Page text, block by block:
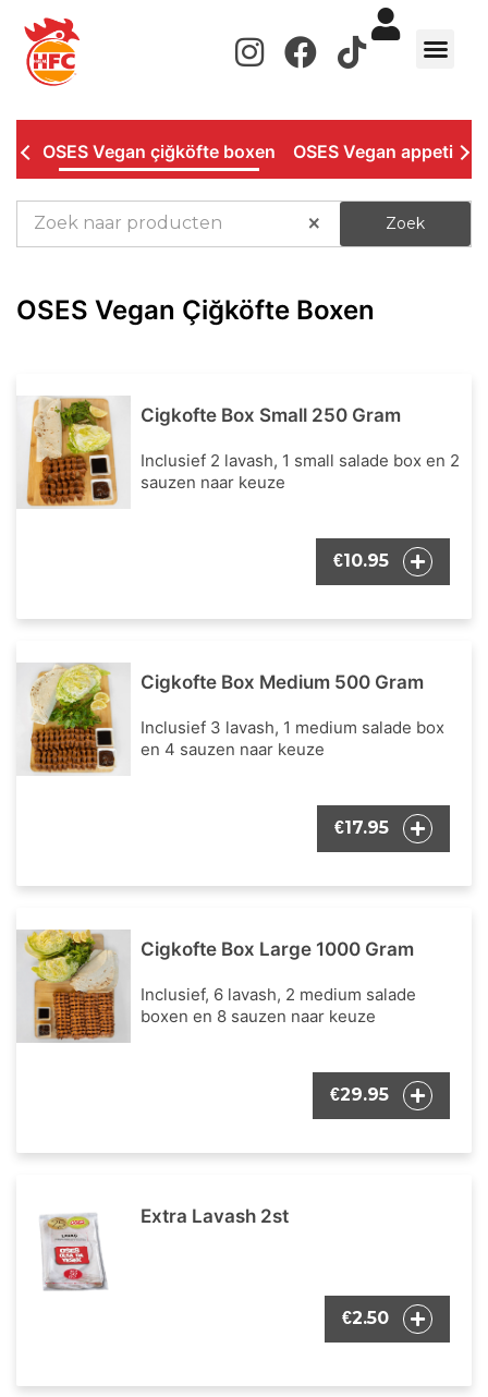
inhoud
OSES Vegan çiğköfte boxen OSES Vegan appetizers
× Zoek
OSES Vegan Çiğköfte Boxen
Cigkofte Box Small 250 Gram
Inclusief 2 lavash, 1 small salade box en 2
sauzen naar keuze
€10.95
Cigkofte Box Medium 500 Gram
Inclusief 3 lavash, 1 medium salade box
en 4 sauzen naar keuze
€17.95
Cigkofte Box Large 1000 Gram
Inclusief, 6 lavash, 2 medium salade
boxen en 8 sauzen naar keuze
€29.95
Extra Lavash 2st
€2.50